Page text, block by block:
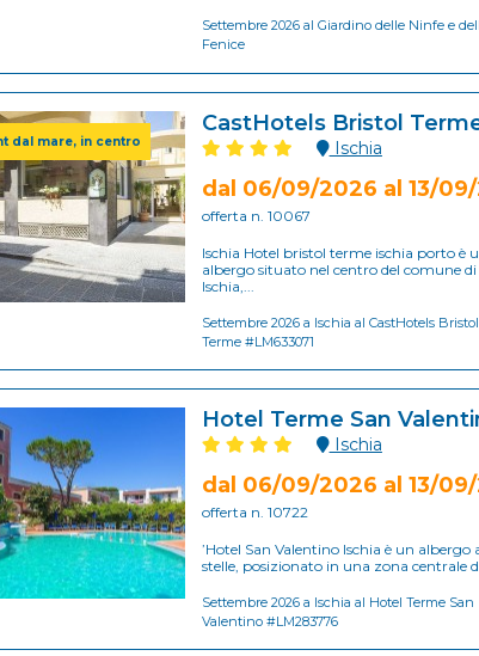
Settembre 2026 al Giardino delle Ninfe e
Fenice
dal mare, in centro
CastHotels Bristol
Ischia
dal 06/09/2026 al 13/09/
offerta n. 10067
Ischia Hotel bristol terme ischia porto è
albergo situato nel centro del comune di
Ischia,...
Settembre 2026 a Ischia al CastHotels Bristol
Terme #LM633071
Hotel Terme San
Ischia
dal 06/09/2026 al 13/09/
offerta n. 10722
’Hotel San Valentino Ischia è un albergo
stelle, posizionato in una zona centrale
Settembre 2026 a Ischia al Hotel Terme San
Valentino #LM283776